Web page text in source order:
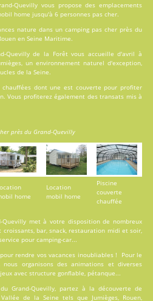
Quevilly vous propose desemplacements
home jusqu'à 6 personnes pas cher.
nature dans un camping pas cher près du
en Seine Maritime.
Quevilly de la Forêt vous accueille d'avril à
un environnement naturel d'exception,
de la Seine.
chauffées dont une est couverte pour profiter
Vous profiterez également des transats mis à
près du Grand-Quevilly
home
Location
mobil home
Piscine
couverte
chauffée
Quevilly met à votre disposition de nombreux
bar, snack, restauration midi et soir,
pour camping-car...
rendre vos vacances inoubliables ! Pour le
organisons des animations et diverses
avec structure gonflable, pétanque...
Grand-Quevilly, partez à la découverte de
de la Seine tels que Jumièges, Rouen,